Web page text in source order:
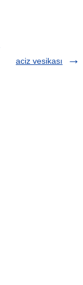
aciz vesikası